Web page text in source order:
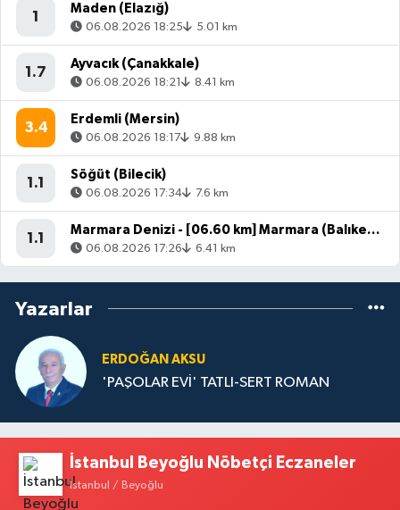
1
Maden (Elazığ)
06.08.2026 18:25 5.01 km
1.7
Ayvacık (Çanakkale)
06.08.2026 18:21 8.41 km
3.4
Erdemli (Mersin)
06.08.2026 18:17 9.88 km
1.1
Söğüt (Bilecik)
06.08.2026 17:34 7.6 km
1.1
Marmara Denizi - [06.60 km] Marmara (Balıkesir)
06.08.2026 17:26 6.41 km
Yazarlar
ERDOĞAN AKSU
'PAŞOLAR EVİ' TATLI-SERT ROMAN
İstanbul Beyoğlu Nöbetçi Eczaneler
İstanbul / Beyoğlu